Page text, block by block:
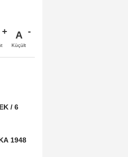
A
Küçült
/ 6
1948